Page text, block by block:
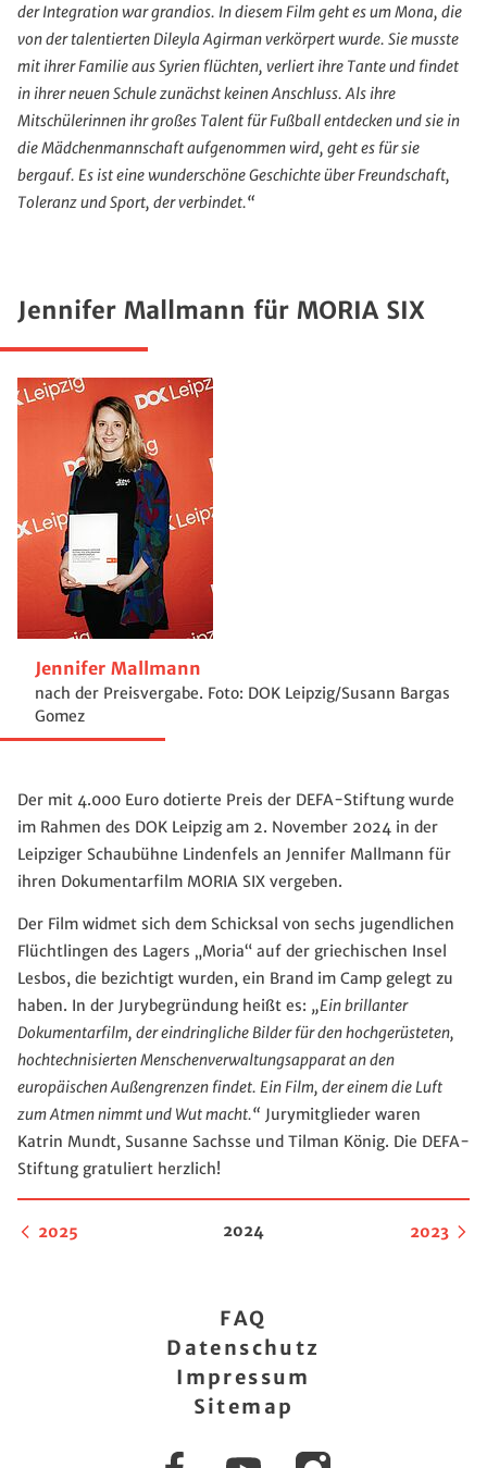
der Integration war grandios. In diesem Film geht es um Mona, die
von der talentierten Dileyla Agirman verkörpert wurde. Sie musste
mit ihrer Familie aus Syrien flüchten, verliert ihre Tante und findet
in ihrer neuen Schule zunächst keinen Anschluss. Als ihre
Mitschülerinnen ihr großes Talent für Fußball entdecken und sie in
die Mädchenmannschaft aufgenommen wird, geht es für sie
bergauf. Es ist eine wunderschöne Geschichte über Freundschaft,
Toleranz und Sport, der verbindet.“
Jennifer Mallmann für MORIA SIX
Jennifer Mallmann
nach der Preisvergabe. Foto: DOK Leipzig/Susann Bargas
Gomez
Der mit 4.000 Euro dotierte Preis der DEFA-Stiftung wurde
im Rahmen des DOK Leipzig am 2. November 2024 in der
Leipziger Schaubühne Lindenfels an Jennifer Mallmann für
ihren Dokumentarfilm MORIA SIX vergeben.
Der Film widmet sich dem Schicksal von sechs jugendlichen
Flüchtlingen des Lagers „Moria“ auf der griechischen Insel
Lesbos, die bezichtigt wurden, ein Brand im Camp gelegt zu
haben. In der Jurybegründung heißt es: „Ein brillanter
Dokumentarfilm, der eindringliche Bilder für den hochgerüsteten,
hochtechnisierten Menschenverwaltungsapparat an den
europäischen Außengrenzen findet. Ein Film, der einem die Luft
zum Atmen nimmt und Wut macht.“ Jurymitglieder waren
Katrin Mundt, Susanne Sachsse und Tilman König. Die DEFA-
Stiftung gratuliert herzlich!
2024
2025 2023
FacebookYouTubeInstagram
FAQ
Datenschutz
Impressum
Sitemap